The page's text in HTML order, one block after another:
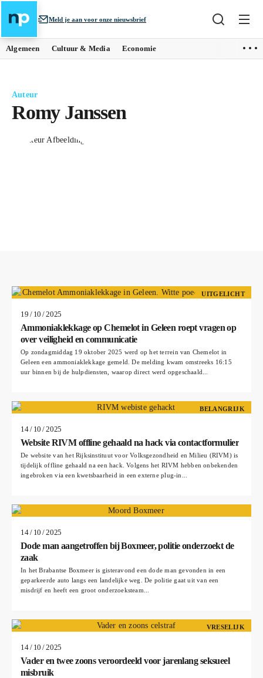
Meld je aan voor onze nieuwsbrief
Algemeen Cultuur & Media Economie
Auteur
Romy Janssen
UITGELICHT
19 / 10 / 2025
Ammoniaklekkage op Chemelot in Geleen roept vragen op
over veiligheid en communicatie
Op zondagmiddag 19 oktober 2025 werd op het terrein van Chemelot in
Geleen een ammoniaklekkage gemeld. De melding kwam omstreeks 16:15
uur binnen bij de hulpdiensten, waarop direct werd opgeschaald...
BELANGRIJK
14 / 10 / 2025
Website RIVM offline gehaald na hack via contactformulier
De website van het Rijksinstituut voor Volksgezondheid en Milieu (RIVM) is
tijdelijk offline gehaald na een hack. Volgens het RIVM hebben onbekenden
ingebroken via een kwetsbaarheid in een externe plug-in...
14 / 10 / 2025
Dode man aangetroffen bij Boxmeer, politie onderzoekt de
zaak
In het Brabantse Boxmeer is gisteravond een dode man gevonden in een
geparkeerde auto langs een landelijke weg. De politie gaat uit van een
misdrijf en heeft een groot onderzoeksteam...
VRESELIJK
14 / 10 / 2025
Vader en twee zoons veroordeeld voor jarenlang seksueel
misbruik